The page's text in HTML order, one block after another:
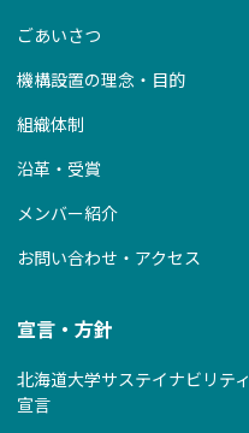
ごあいさつ
機構設置の理念・目的
組織体制
沿革・受賞
メンバー紹介
お問い合わせ・アクセス
宣言・方針
北海道大学サステイナビリティ
宣言